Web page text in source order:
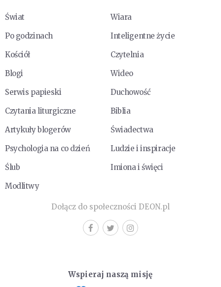
Świat
Wiara
Po godzinach
Inteligentne życie
Kościół
Czytelnia
Blogi
Wideo
Serwis papieski
Duchowość
Czytania liturgiczne
Biblia
Artykuły blogerów
Świadectwa
Psychologia na co dzień
Ludzie i inspiracje
Ślub
Imiona i święci
Modlitwy
Dołącz do społeczności DEON.pl
Wspieraj naszą misję